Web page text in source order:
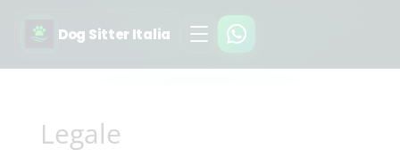
Dog Sitter Italia
Legale